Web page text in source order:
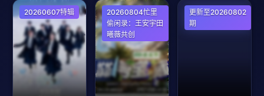
20260607特辑
20260804忙里
偷闲录：王安宇田
曦薇共创
更新至20260802
期